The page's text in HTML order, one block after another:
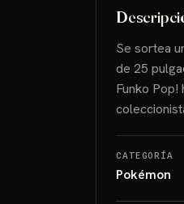
Se sortea
de 25
Funko
CATEGORÍA
Pokémon